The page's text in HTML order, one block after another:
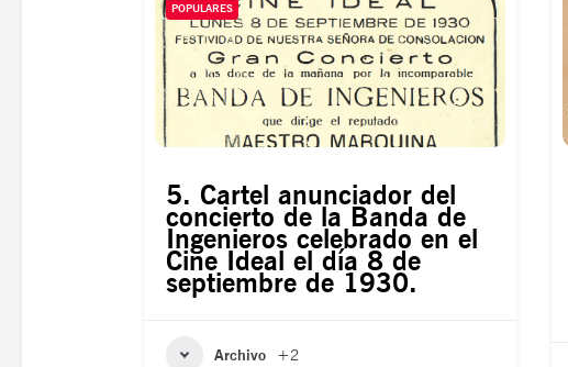
POPULARES
5. Cartel anunciador del
concierto de la Banda de
Ingenieros celebrado en el
Cine Ideal el día 8 de
septiembre de 1930.
Archivo +2